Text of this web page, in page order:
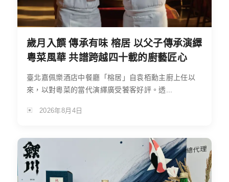
歲月入饌 傳承有味 榕居 以父子傳承演繹
粵菜風華 共譜跨越四十載的廚藝匠心
臺北嘉佩樂酒店中餐廳「榕居」自袁栢勳主廚上任以
來，以對粵菜的當代演繹廣受饕客好評。透...
2026年8月4日